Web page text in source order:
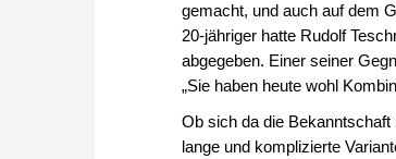
gemacht, und auch auf dem
20-jähriger hatte Rudolf
abgegeben. Einer seiner
„Sie haben heute wohl
Ob sich da die
lange und komplizierte